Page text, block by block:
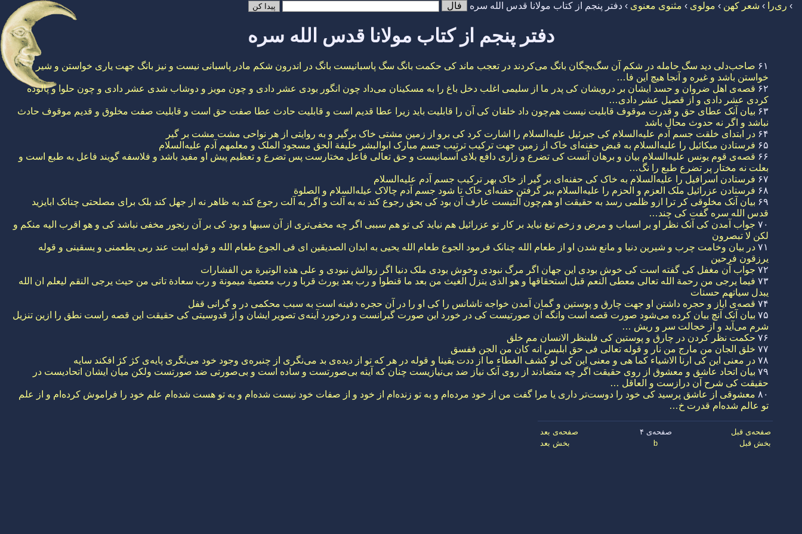
› ری‌را › شعر کهن › مولوی › مثنوی معنوی › دفتر پنجم از کتاب مولانا قدس الله سره فال
دفتر پنجم از کتاب مولانا قدس الله سره
۶۱ صاحب‌دلی دید سگ حامله در شکم آن سگ‌بچگان بانگ می‌کردند در تعجب ماند کی حکمت بانگ سگ پاسبانیست بانگ در اندرون شکم مادر پاسبانی نیست و نیز بانگ جهت یاری خواستن و شیر
خواستن باشد و غیره و آنجا هیچ این فا…
۶۲ قصه‌ی اهل ضروان و حسد ایشان بر درویشان کی پدر ما از سلیمی اغلب دخل باغ را به مسکینان می‌داد چون انگور بودی عشر دادی و چون مویز و دوشاب شدی عشر دادی و چون حلوا و پالوده
کردی عشر دادی و از قصیل عشر دادی…
۶۳ بیان آنک عطای حق و قدرت موقوف قابلیت نیست هم‌چون داد خلقان کی آن را قابلیت باید زیرا عطا قدیم است و قابلیت حادث عطا صفت حق است و قابلیت صفت مخلوق و قدیم موقوف حادث
نباشد و اگر نه حدوث محال باشد
۶۴ در ابتدای خلقت جسم آدم علیه‌السلام کی جبرئیل علیه‌السلام را اشارت کرد کی برو از زمین مشتی خاک برگیر و به روایتی از هر نواحی مشت مشت بر گیر
۶۵ فرستادن میکائیل را علیه‌السلام به قبض حفنه‌ای خاک از زمین جهت ترکیب ترتیب جسم مبارک ابوالبشر خلیفة الحق مسجود الملک و معلمهم آدم علیه‌السلام
۶۶ قصه‌ی قوم یونس علیه‌السلام بیان و برهان آنست کی تضرع و زاری دافع بلای آسمانیست و حق تعالی فاعل مختارست پس تضرع و تعظیم پیش او مفید باشد و فلاسفه گویند فاعل به طبع است و
بعلت نه مختار پر تضرع طبع را نگ…
۶۷ فرستادن اسرافیل را علیه‌السلام به خاک کی حفنه‌ای بر گیر از خاک بهر ترکیب جسم آدم علیه‌السلام
۶۸ فرستادن عزرائیل ملک العزم و الحزم را علیه‌السلام ببر گرفتن حفنه‌ای خاک تا شود جسم آدم چالاک عیله‌السلام و الصلوة
۶۹ بیان آنک مخلوقی کر ترا ازو ظلمی رسد به حقیقت او هم‌چون آلتیست عارف آن بود کی بحق رجوع کند نه به آلت و اگر به آلت رجوع کند به ظاهر نه از جهل کند بلک برای مصلحتی چنانک ابایزید
قدس الله سره گفت کی چند…
۷۰ جواب آمدن کی آنک نظر او بر اسباب و مرض و زخم تیغ نیاید بر کار تو عزرائیل هم نیاید کی تو هم سببی اگر چه مخفی‌تری از آن سببها و بود کی بر آن رنجور مخفی نباشد کی و هو اقرب الیه منکم و
لکن لا تبصرون
۷۱ در بیان وخامت چرب و شیرین دنیا و مانع شدن او از طعام الله چنانک فرمود الجوع طعام الله یحیی به ابدان الصدیقین ای فی الجوع طعام الله و قوله ابیت عند ربی یطعمنی و یسقینی و قوله
یرزقون فرحین
۷۲ جواب آن مغفل کی گفته است کی خوش بودی این جهان اگر مرگ نبودی وخوش بودی ملک دنیا اگر زوالش نبودی و علی هذه الوتیرة من الفشارات
۷۳ فیما یرجی من رحمة الله تعالی معطی النعم قبل استحقاقها و هو الذی ینزل الغیث من بعد ما قنطوا و رب بعد یورث قربا و رب معصیة میمونة و رب سعادة تاتی من حیث یرجی النقم لیعلم ان الله
یبدل سیاتهم حسنات
۷۴ قصه‌ی ایاز و حجره داشتن او جهت چارق و پوستین و گمان آمدن خواجه تاشانس را کی او را در آن حجره دفینه است به سبب محکمی در و گرانی قفل
۷۵ بیان آنک آنچ بیان کرده می‌شود صورت قصه است وانگه آن صورتیست کی در خورد این صورت گیرانست و درخورد آینه‌ی تصویر ایشان و از قدوسیتی کی حقیقت این قصه راست نطق را ازین تنزیل
شرم می‌آید و از خجالت سر و ریش …
۷۶ حکمت نظر کردن در چارق و پوستین کی فلینظر الانسان مم خلق
۷۷ خلق الجان من مارج من نار و قوله تعالی فی حق ابلیس انه کان من الجن ففسق
۷۸ در معنی این کی ارنا الاشیاء کما هی و معنی این کی لو کشف الغطاء ما از ددت یقینا و قوله در هر که تو از دیده‌ی بد می‌نگری از چنبره‌ی وجود خود می‌نگری پایه‌ی کژ کژ افکند سایه
۷۹ بیان اتحاد عاشق و معشوق از روی حقیقت اگر چه متضادند از روی آنک نیاز ضد بی‌نیازیست چنان که آینه بی‌صورتست و ساده است و بی‌صورتی ضد صورتست ولکن میان ایشان اتحادیست در
حقیقت کی شرح آن درازست و العاقل …
۸۰ معشوقی از عاشق پرسید کی خود را دوست‌تر داری یا مرا گفت من از خود مرده‌ام و به تو زنده‌ام از خود و از صفات خود نیست شده‌ام و به تو هست شده‌ام علم خود را فراموش کرده‌ام و از علم
تو عالم شده‌ام قدرت خ…
صفحه‌ی قبل صفحه‌ی ۴
صفحه‌ی بعد
بخش قبل
b بخش بعد